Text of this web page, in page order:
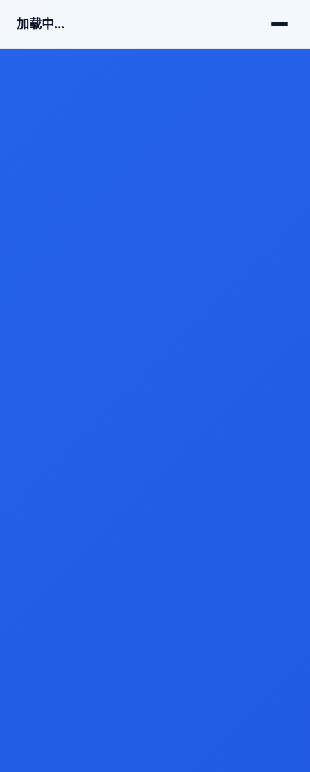
加载中...